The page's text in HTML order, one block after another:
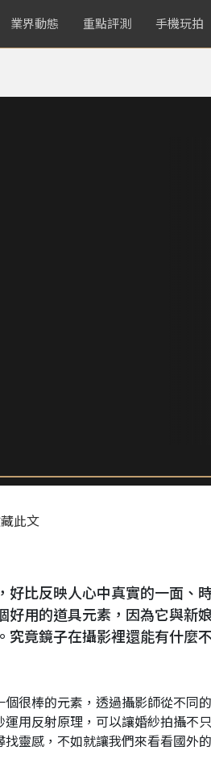
業界動態 重點評測 手機玩拍
此文
比反映人心中真實的一面、
好用的道具元素，因為它與新
究竟鏡子在攝影裡還能有什麼
很棒的元素，透過攝影師從不同
用反射原理，可以讓婚紗拍攝不
靈感，不如就讓我們來看看國外